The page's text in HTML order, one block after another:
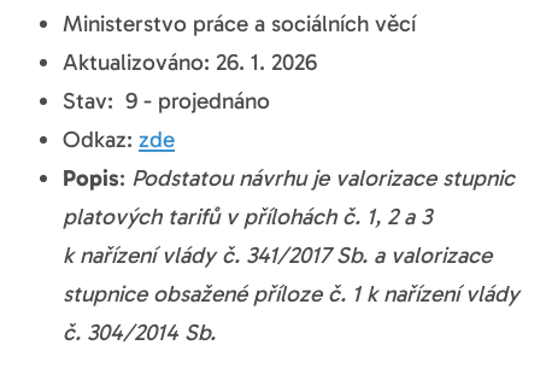
Ministerstvo práce a sociálních věcí
Aktualizováno: 26. 1. 2026
Stav: 9 - projednáno
Odkaz: zde
Popis: Podstatou návrhu je valorizace stupnic
platových tarifů v přílohách č. 1, 2 a 3
k nařízení vlády č. 341/2017 Sb. a valorizace
stupnice obsažené příloze č. 1 k nařízení vlády
č. 304/2014 Sb.